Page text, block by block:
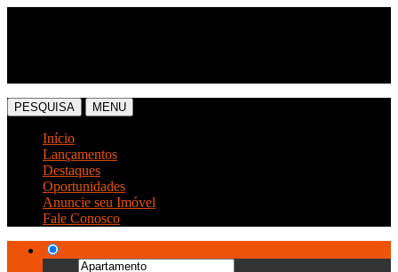
PESQUISA MENU
Início
Lançamentos
Destaques
Oportunidades
Anuncie seu Imóvel
Fale Conosco